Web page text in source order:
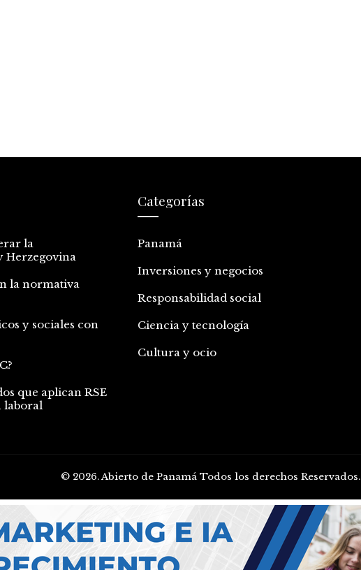
la
Herzegovina
la normativa
y sociales con
que aplican RSE
laboral
Categorías
Panamá
Inversiones y negocios
Responsabilidad social
Ciencia y tecnología
Cultura y ocio
© 2026. Abierto de Panamá Todos los derechos Reservados.